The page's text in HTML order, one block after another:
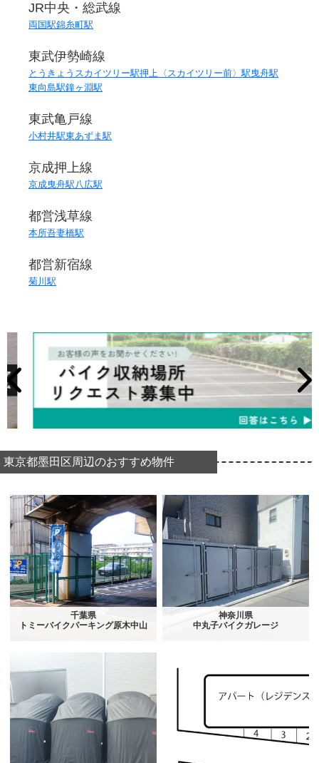
JR中央・総武線
両国駅錦糸町駅
東武伊勢崎線
とうきょうスカイツリー駅押上〈スカイツリー前〉駅 曳舟駅
東向島駅鐘ヶ淵駅
東武亀戸線
小村井駅東あずま駅
京成押上線
京成曳舟駅 八広駅
都営浅草線
本所吾妻橋駅
都営新宿線
菊川駅
東京都墨田区周辺のおすすめ物件
千葉県
トミーバイクパーキング原木中山
神奈川県
中丸子バイクガレージ